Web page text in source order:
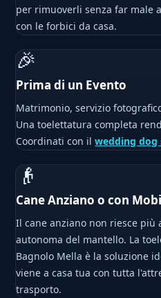
per rimuoverli senza far male
con le forbici da casa.
🎉
Prima di un Evento
Matrimonio, servizio
Una toelettatura completa
Coordinati con ilwedding
👴
Cane Anziano o con
Il cane anziano non riesce più
autonoma del mantello. La
Bagnolo Mella è la soluzione
viene a casa tua con tutta
trasporto.